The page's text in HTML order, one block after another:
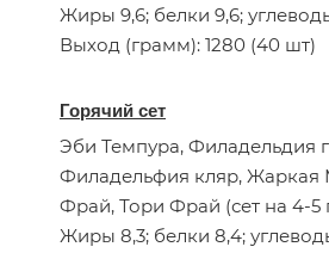
Жиры 9,6; белки 9,6;
Выход (грамм): 1280 (40 шт)
Горячий сет
Эби Темпура, Филадельдия
Филадельфия кляр, Жаркая
Фрай, Тори Фрай (сет на 4-5
Жиры 8,3; белки 8,4;